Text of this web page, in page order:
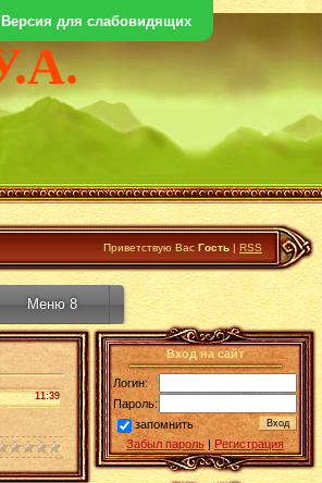
Версия для слабовидящих
Приветствую Вас Гость | RSS
Меню 8
11:39
Вход на сайт
Логин:
Пароль:
запомнить
Забыл пароль | Регистрация